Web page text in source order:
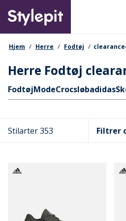
main
content
Primary departments
navigationssti
Hjem Herre Fodtøj
Herre Fodtøj
Hurtige links
FodtøjModeCrocsløbadidas
Stilarter 353 Filtrer